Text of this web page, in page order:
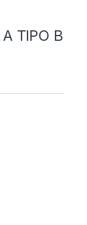
TIPO B
BROBOTIX